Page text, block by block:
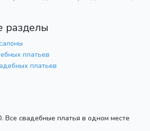
разделы
платьев
платьев
Все свадебные платья в одном месте